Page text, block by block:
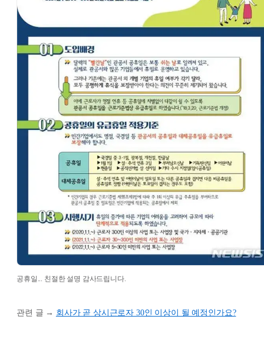
공휴일... 친절한 설명 감사드립니다.
관련 글 → 회사가 곧 상시근로자 30인 이상이 될 예정인가요?